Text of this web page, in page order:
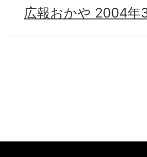
広報おかや 2004年